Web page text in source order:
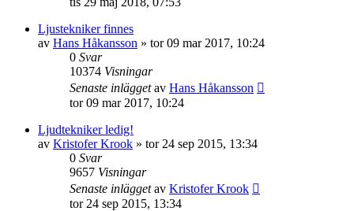
Ljustekniker finnes
av Hans Håkansson » tor 09 mar 2017, 10:24
0 Svar
10374 Visningar
Senaste inläggetav Hans Håkansson
tor 09 mar 2017, 10:24
Ljudtekniker ledig!
av Kristofer Krook » tor 24 sep 2015, 13:34
0 Svar
9657 Visningar
Senaste inläggetav Kristofer Krook
tor 24 sep 2015, 13:34